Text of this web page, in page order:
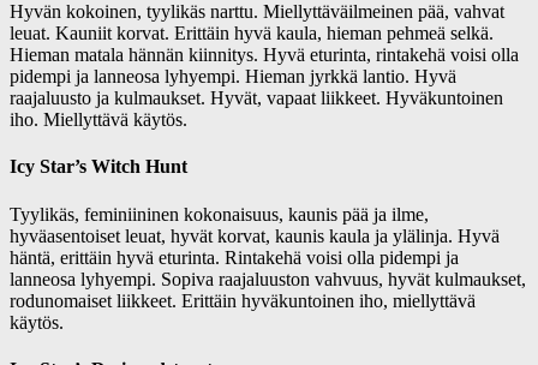
Hyvän kokoinen, tyylikäs narttu. Miellyttäväilmeinen pää, vahvat
leuat. Kauniit korvat. Erittäin hyvä kaula, hieman pehmeä selkä.
Hieman matala hännän kiinnitys. Hyvä eturinta, rintakehä voisi olla
pidempi ja lanneosa lyhyempi. Hieman jyrkkä lantio. Hyvä
raajaluusto ja kulmaukset. Hyvät, vapaat liikkeet. Hyväkuntoinen
iho. Miellyttävä käytös.
Icy Star’s Witch Hunt
Tyylikäs, feminiininen kokonaisuus, kaunis pää ja ilme,
hyväasentoiset leuat, hyvät korvat, kaunis kaula ja ylälinja. Hyvä
häntä, erittäin hyvä eturinta. Rintakehä voisi olla pidempi ja
lanneosa lyhyempi. Sopiva raajaluuston vahvuus, hyvät kulmaukset,
rodunomaiset liikkeet. Erittäin hyväkuntoinen iho, miellyttävä
käytös.